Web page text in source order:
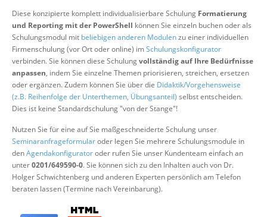
Suche
Diese konzipierte komplett individualisierbare Schulung Formatierung
und Reporting mit der PowerShell können Sie einzeln buchen oder als
Schulungsmodul mit beliebigen anderen Modulenzu einer individuellen
Firmenschulung (vor Ort oder online) imSchulungskonfigurator
verbinden. Sie können diese Schulungvollständig auf Ihre Bedürfnisse
anpassen, indem Sie einzelne Themen priorisieren, streichen, ersetzen
oder ergänzen. Zudem können Sie über die Didaktik/Vorgehensweise
(z.B. Reihenfolge der Unterthemen, Übungsanteil) selbst entscheiden.
Dies ist keine Standardschulung "von der Stange"!
Nutzen Sie für eine auf Sie maßgeschneiderte Schulung unser
Seminaranfrageformularoder legen Sie mehrere Schulungsmodule in
denAgendakonfiguratoroder rufen Sie unser Kundenteam einfach an
unter0201/649590-0. Sie können sich zu den Inhalten auch von Dr.
Holger Schwichtenberg und anderen Experten persönlich am Telefon
beraten lassen (Termine nach Vereinbarung).